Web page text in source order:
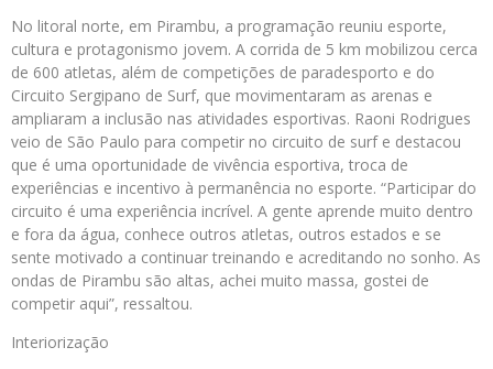
No litoral norte, em Pirambu, a programação reuniu esporte,
cultura e protagonismo jovem. A corrida de 5 km mobilizou cerca
de 600 atletas, além de competições de paradesporto e do
Circuito Sergipano de Surf, que movimentaram as arenas e
ampliaram a inclusão nas atividades esportivas. Raoni Rodrigues
veio de São Paulo para competir no circuito de surf e destacou
que é uma oportunidade de vivência esportiva, troca de
experiências e incentivo à permanência no esporte. “Participar do
circuito é uma experiência incrível. A gente aprende muito dentro
e fora da água, conhece outros atletas, outros estados e se
sente motivado a continuar treinando e acreditando no sonho. As
ondas de Pirambu são altas, achei muito massa, gostei de
competir aqui”, ressaltou.
Interiorização